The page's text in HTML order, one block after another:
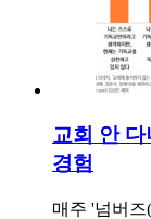
교회 안
경험
매주 '넘버즈